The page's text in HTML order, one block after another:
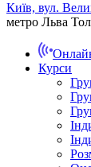
Київ, вул.
метро Льва
Курси